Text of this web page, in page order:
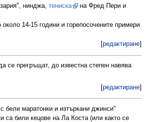
нинджа, тениска
на Фред Пери и
14-15 години и горепосочените примери
[редактиране
се прегръщат, до известна степен навява
[редактиране]
бели маратонки и изтъркани джинси"
били кецове на Ла Коста (или както се